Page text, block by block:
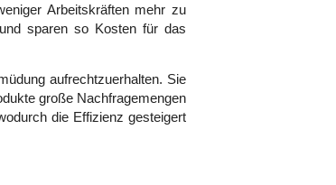
Arbeitskräften mehr zu
sparen so Kosten für das
aufrechtzuerhalten. Sie
große Nachfragemengen
die Effizienz gesteigert